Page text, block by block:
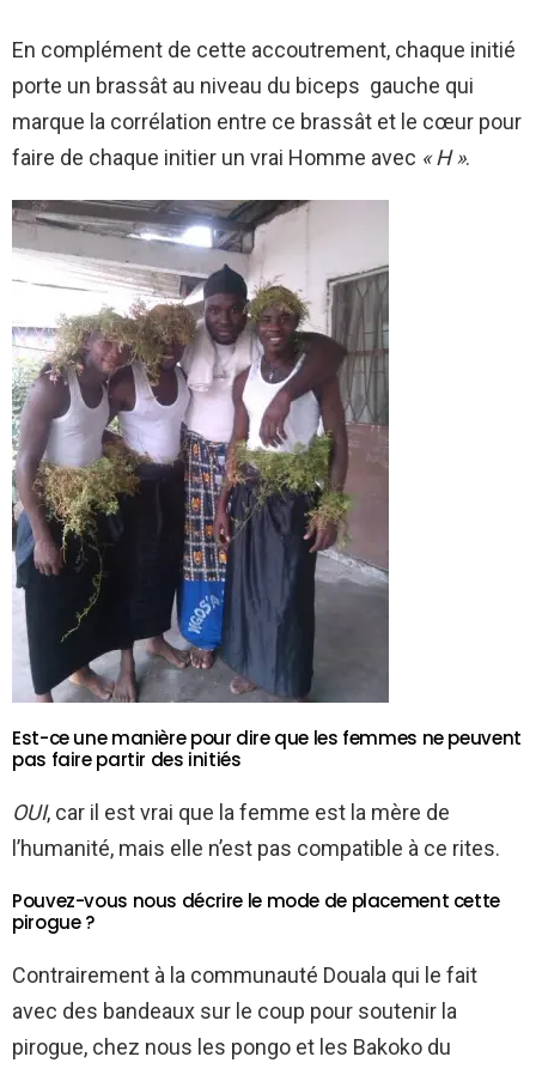
En complément de cette accoutrement, chaque initié
porte un brassât au niveau du biceps gauche qui
marque la corrélation entre ce brassât et le cœur pour
faire de chaque initier un vrai Homme avec « H ».
Est-ce une manière pour dire que les femmes ne peuvent
pas faire partir des initiés
OUI, car il est vrai que la femme est la mère de
l’humanité, mais elle n’est pas compatible à ce rites.
Pouvez-vous nous décrire le mode de placement cette
pirogue ?
Contrairement à la communauté Douala qui le fait
avec des bandeaux sur le coup pour soutenir la
pirogue, chez nous les pongo et les Bakoko du